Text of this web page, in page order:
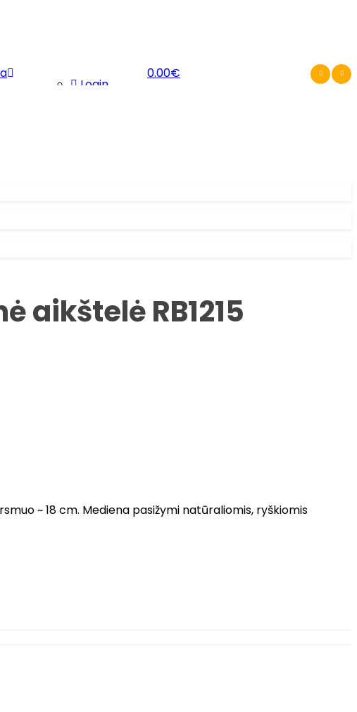
0.00€
Login
aikštelė RB1215
~ 18 cm. Mediena pasižymi natūraliomis, ryškiomis